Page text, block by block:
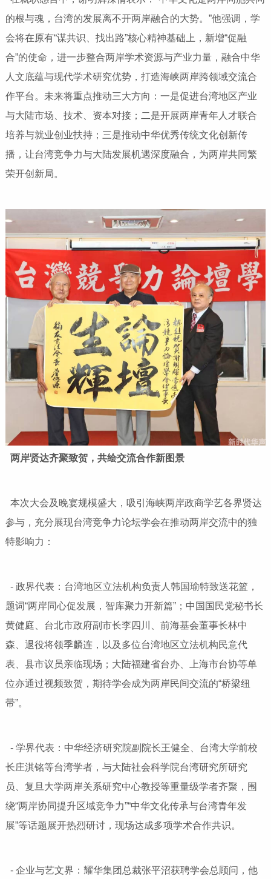
的根与魂，台湾的发展离不开两岸融合的大势。”他强调，学
会将在原有“谋共识、找出路”核心精神基础上，新增“促融
合”的使命，进一步整合两岸学术资源与产业力量，融合中华
人文底蕴与现代学术研究优势，打造海峡两岸跨领域交流合
作平台。未来将重点推动三大方向：一是促进台湾地区产业
与大陆市场、技术、资本对接；二是开展两岸青年人才联合
培养与就业创业扶持；三是推动中华优秀传统文化创新传
播，让台湾竞争力与大陆发展机遇深度融合，为两岸共同繁
荣开创新局。
两岸贤达齐聚致贺，共绘交流合作新图景
本次大会及晚宴规模盛大，吸引海峡两岸政商学艺各界贤达
参与，充分展现台湾竞争力论坛学会在推动两岸交流中的独
特影响力：
- 政界代表：台湾地区立法机构负责人韩国瑜特致送花篮，
题词“两岸同心促发展，智库聚力开新篇”；中国国民党秘书长
黄健庭、台北市政府副市长李四川、前海基会董事长林中
森、退役将领季麟连，以及多位台湾地区立法机构民意代
表、县市议员亲临现场；大陆福建省台办、上海市台协等单
位亦通过视频致贺，期待学会成为两岸民间交流的“桥梁纽
带”。
- 学界代表：中华经济研究院副院长王健全、台湾大学前校
长庄淇铭等台湾学者，与大陆社会科学院台湾研究所研究
员、复旦大学两岸关系研究中心教授等重量级学者齐聚，围
绕“两岸协同提升区域竞争力”“中华文化传承与台湾青年发
展”等话题展开热烈研讨，现场达成多项学术合作共识。
- 企业与艺文界：耀华集团总裁张平沼获聘学会总顾问，他